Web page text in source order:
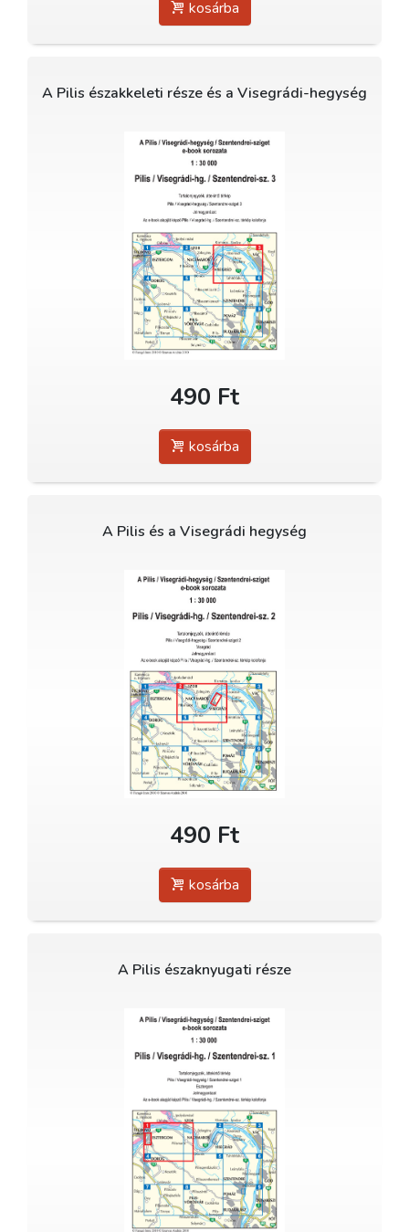
kosárba
A Pilis északkeleti része és a Visegrádi-hegység
490 Ft
kosárba
A Pilis és a Visegrádi hegység
490 Ft
kosárba
A Pilis északnyugati része